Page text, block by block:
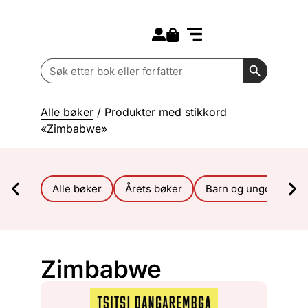
Search
for:
Search
Alle bøker / Produkter med stikkord
«Zimbabwe»
Alle bøker Årets bøker Barn og ungdom
Zimbabwe